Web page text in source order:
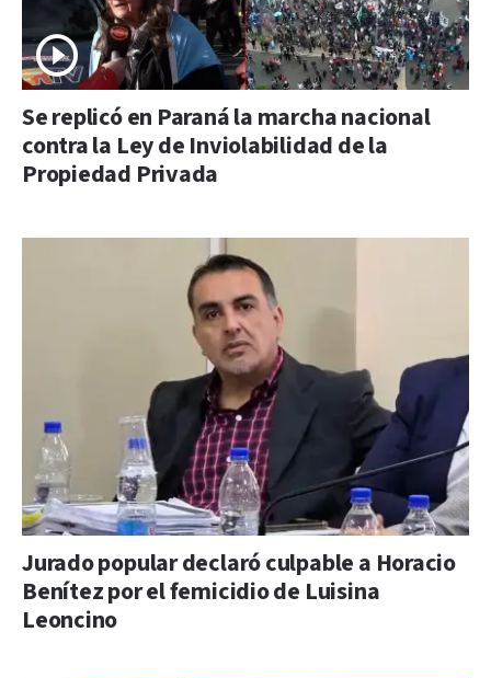
Se replicó en Paraná la marcha nacional
contra la Ley de Inviolabilidad de la
Propiedad Privada
Jurado popular declaró culpable a Horacio
Benítez por el femicidio de Luisina
Leoncino